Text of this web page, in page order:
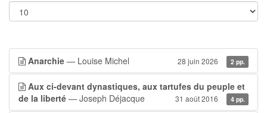
Anarchie — Louise Michel 28 juin 2026 2 pp.
Aux ci-devant dynastiques, aux tartufes du peuple et
de la liberté — Joseph Déjacque 31 août 2016 4 pp.